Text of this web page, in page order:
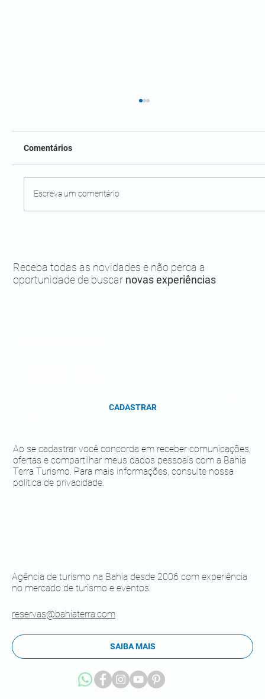
Comentários
Escreva um comentário
Agência de turismo na Bahia desde 2006 com experiência
no mercado de turismo e eventos.
SAIBA MAIS
reservas@bahiaterra.com
Receba todas as novidades e não perca a
oportunidade de buscar novas experiências
Ao se cadastrar você concorda em receber comunicações,
ofertas e compartilhar meus dados pessoais com a Bahia
Terra Turismo. Para mais informações, consulte nossa
política de privacidade.
CADASTRAR